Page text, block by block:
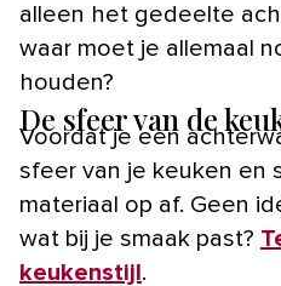
alleen het gedeelte
waar moet je allemaal
houden?
De sfeer van de
Voordat je een
sfeer van je keuken en
materiaal op af. Geen
wat bij je smaak past?
keukenstijl.